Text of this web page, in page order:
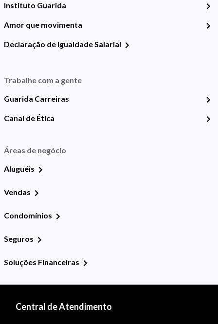
Instituto Guarida
Amor que movimenta
Declaração de Igualdade Salarial
Trabalhe com a gente
Guarida Carreiras
Canal de Ética
Áreas de negócio
Aluguéis
Vendas
Condomínios
Seguros
Soluções Financeiras
Central de Atendimento